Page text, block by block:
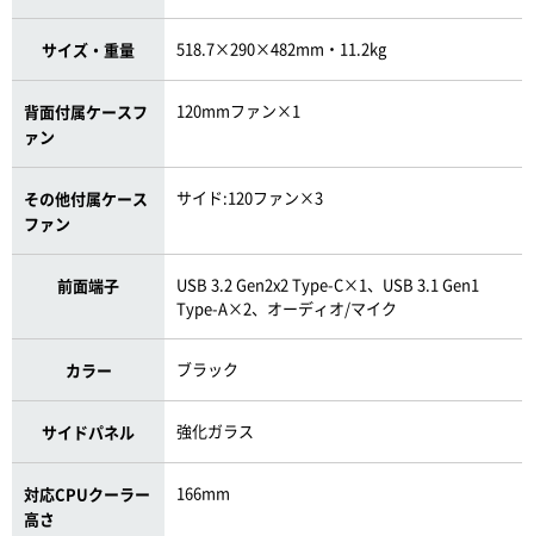
サイズ・重量 518.7×290×482mm・11.2kg
背面付属ケースフ
ァン
120mmファン×1
その他付属ケース
ファン
サイド:120ファン×3
前面端子
USB 3.2 Gen2x2 Type-C×1、USB 3.1 Gen1
Type-A×2、オーディオ/マイク
カラー ブラック
サイドパネル 強化ガラス
対応CPUクーラー
高さ
166mm